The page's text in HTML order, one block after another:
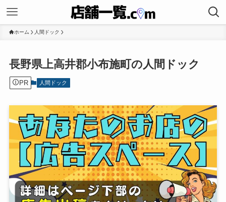
ホーム 人間ドック
長野県上高井郡小布施町の人間ドック
PR 人間ドック